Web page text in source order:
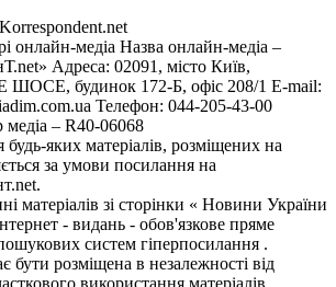
онлайн-медіа Назва онлайн-медіа –
Адреса: 02091, місто Київ,
будинок 172-Б, офіс 208/1 E-mail:
Телефон: 044-205-43-00
медіа – R40-06068
яких матеріалів, розміщених на
за умови посилання на
матеріалів зі сторінки « Новини України
- видань - обов'язкове пряме
систем гіперпосилання .
бути розміщена в незалежності від
використання матеріалів.